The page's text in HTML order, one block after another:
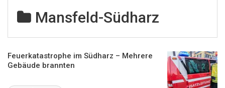
Mansfeld-Südharz
Feuerkatastrophe im Südharz – Mehrere
Gebäude brannten